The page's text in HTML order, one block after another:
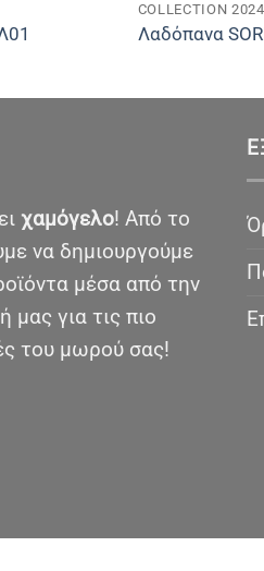
COLLECTION 2024
Λαδόπανα
χαμόγελο! Από το
να δημιουργούμε
μέσα από την
μας για τις πιο
του μωρού σας!